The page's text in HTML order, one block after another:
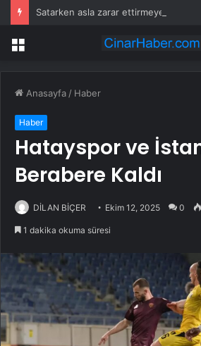
Satarken asla zarar ettirmeyen ikinci
Menü
Anasayfa / Haber
Haber
Hatayspor ve
Berabere Kaldı
DİLAN BİÇER Ekim 12, 2025 0
1 dakika okuma süresi